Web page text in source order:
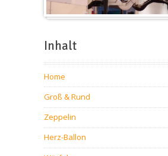
Inhalt
Home
Groß & Rund
Zeppelin
Herz-Ballon